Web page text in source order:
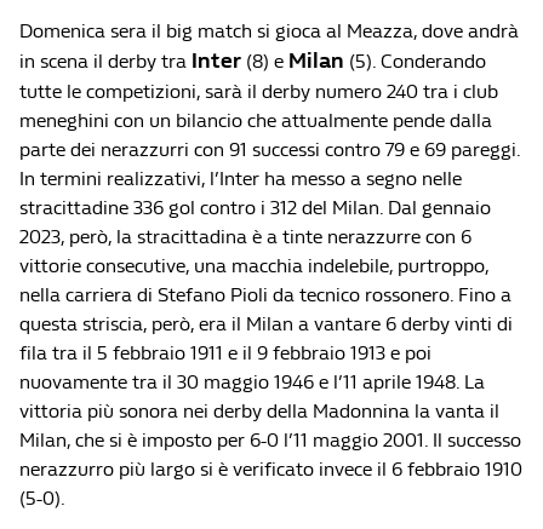
Domenica sera il big match si gioca al Meazza, dove andrà
in scena il derby tra Inter (8) e Milan (5). Conderando
tutte le competizioni, sarà il derby numero 240 tra i club
meneghini con un bilancio che attualmente pende dalla
parte dei nerazzurri con 91 successi contro 79 e 69 pareggi.
In termini realizzativi, l’Inter ha messo a segno nelle
stracittadine 336 gol contro i 312 del Milan. Dal gennaio
2023, però, la stracittadina è a tinte nerazzurre con 6
vittorie consecutive, una macchia indelebile, purtroppo,
nella carriera di Stefano Pioli da tecnico rossonero. Fino a
questa striscia, però, era il Milan a vantare 6 derby vinti di
fila tra il 5 febbraio 1911 e il 9 febbraio 1913 e poi
nuovamente tra il 30 maggio 1946 e l’11 aprile 1948. La
vittoria più sonora nei derby della Madonnina la vanta il
Milan, che si è imposto per 6-0 l’11 maggio 2001. Il successo
nerazzurro più largo si è verificato invece il 6 febbraio 1910
(5-0).